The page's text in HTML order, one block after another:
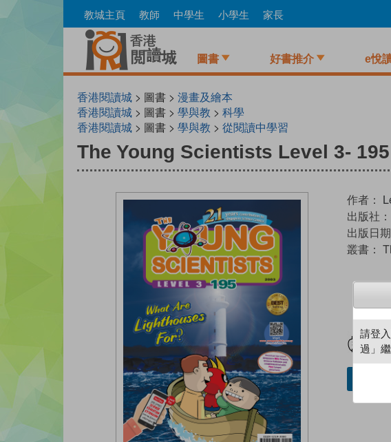
to
教城主頁 教師 中學生 小學生 家長
圖書 好書推介 e悅
香港閱讀城> 圖書 > 漫畫及繪本
香港閱讀城> 圖書 > 學與教 > 科學
香港閱讀城> 圖書 > 學與教 > 從閱讀中學習
The Young Scientists Level 3-
作者：
出版社：
出版日期
叢書：
請登
過」繼